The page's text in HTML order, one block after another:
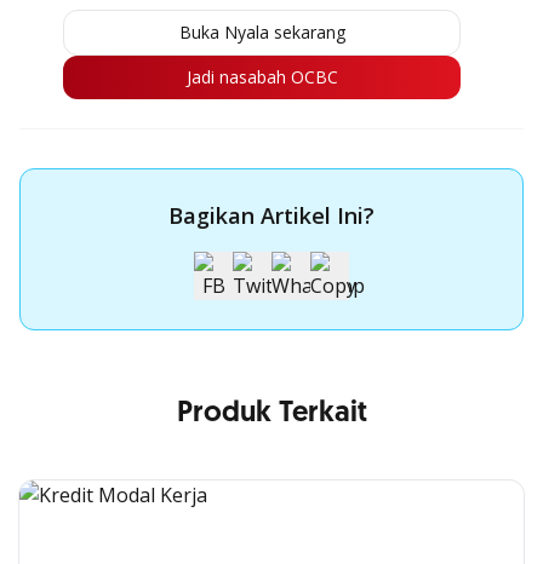
Buka Nyala sekarang
Jadi nasabah OCBC
Bagikan Artikel Ini?
Produk Terkait